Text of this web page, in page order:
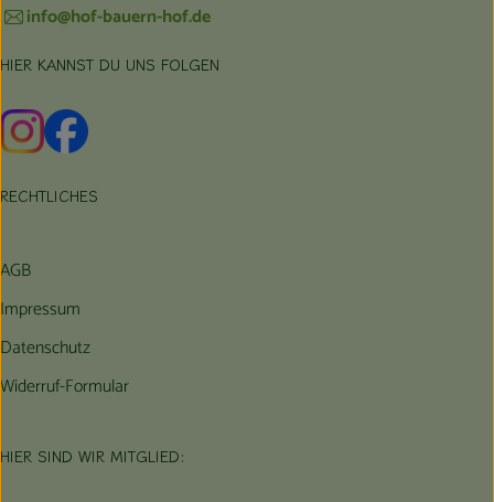
info@hof-bauern-hof.de
HIER KANNST DU UNS FOLGEN
Externer Link zu https://www.instagram.com/hofbauernhof/
Externer Link zu https://www.facebook.com/
RECHTLICHES
AGB
Impressum
Datenschutz
Widerruf-Formular
HIER SIND WIR MITGLIED: